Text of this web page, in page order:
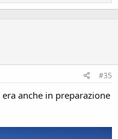
#35
anche in preparazione